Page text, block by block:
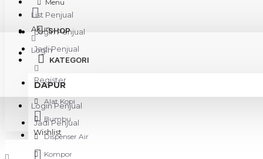
List Penjual
Login Penjual
Jadi Penjual
Akun
Wishlist
Menu
SHOP
KATEGORI
DAPUR
Alat Kopi
Bumbu
Dispenser Air
Kompor
Login
Register
Login Penjual
Jadi Penjual